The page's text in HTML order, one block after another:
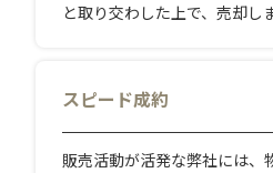
と取り交わした上で、売却し
スピード成約
販売活動が活発な弊社には、